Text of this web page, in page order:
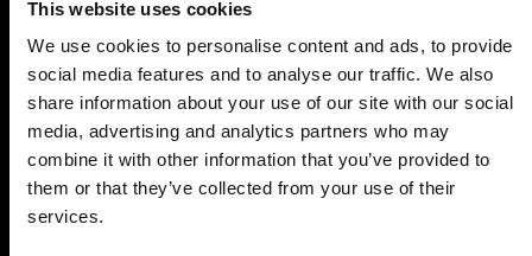
This website uses cookies
We use cookies to personalise content and ads, to provide
social media features and to analyse our traffic. We also
share information about your use of our site with our social
media, advertising and analytics partners who may
combine it with other information that you’ve provided to
them or that they’ve collected from your use of their
services.
94,90 €
Tickets kaufen